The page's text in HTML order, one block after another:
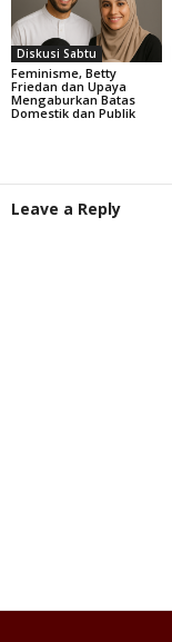
Diskusi Sabtu
Feminisme, Betty
Friedan dan Upaya
Mengaburkan Batas
Domestik dan Publik
Leave a Reply